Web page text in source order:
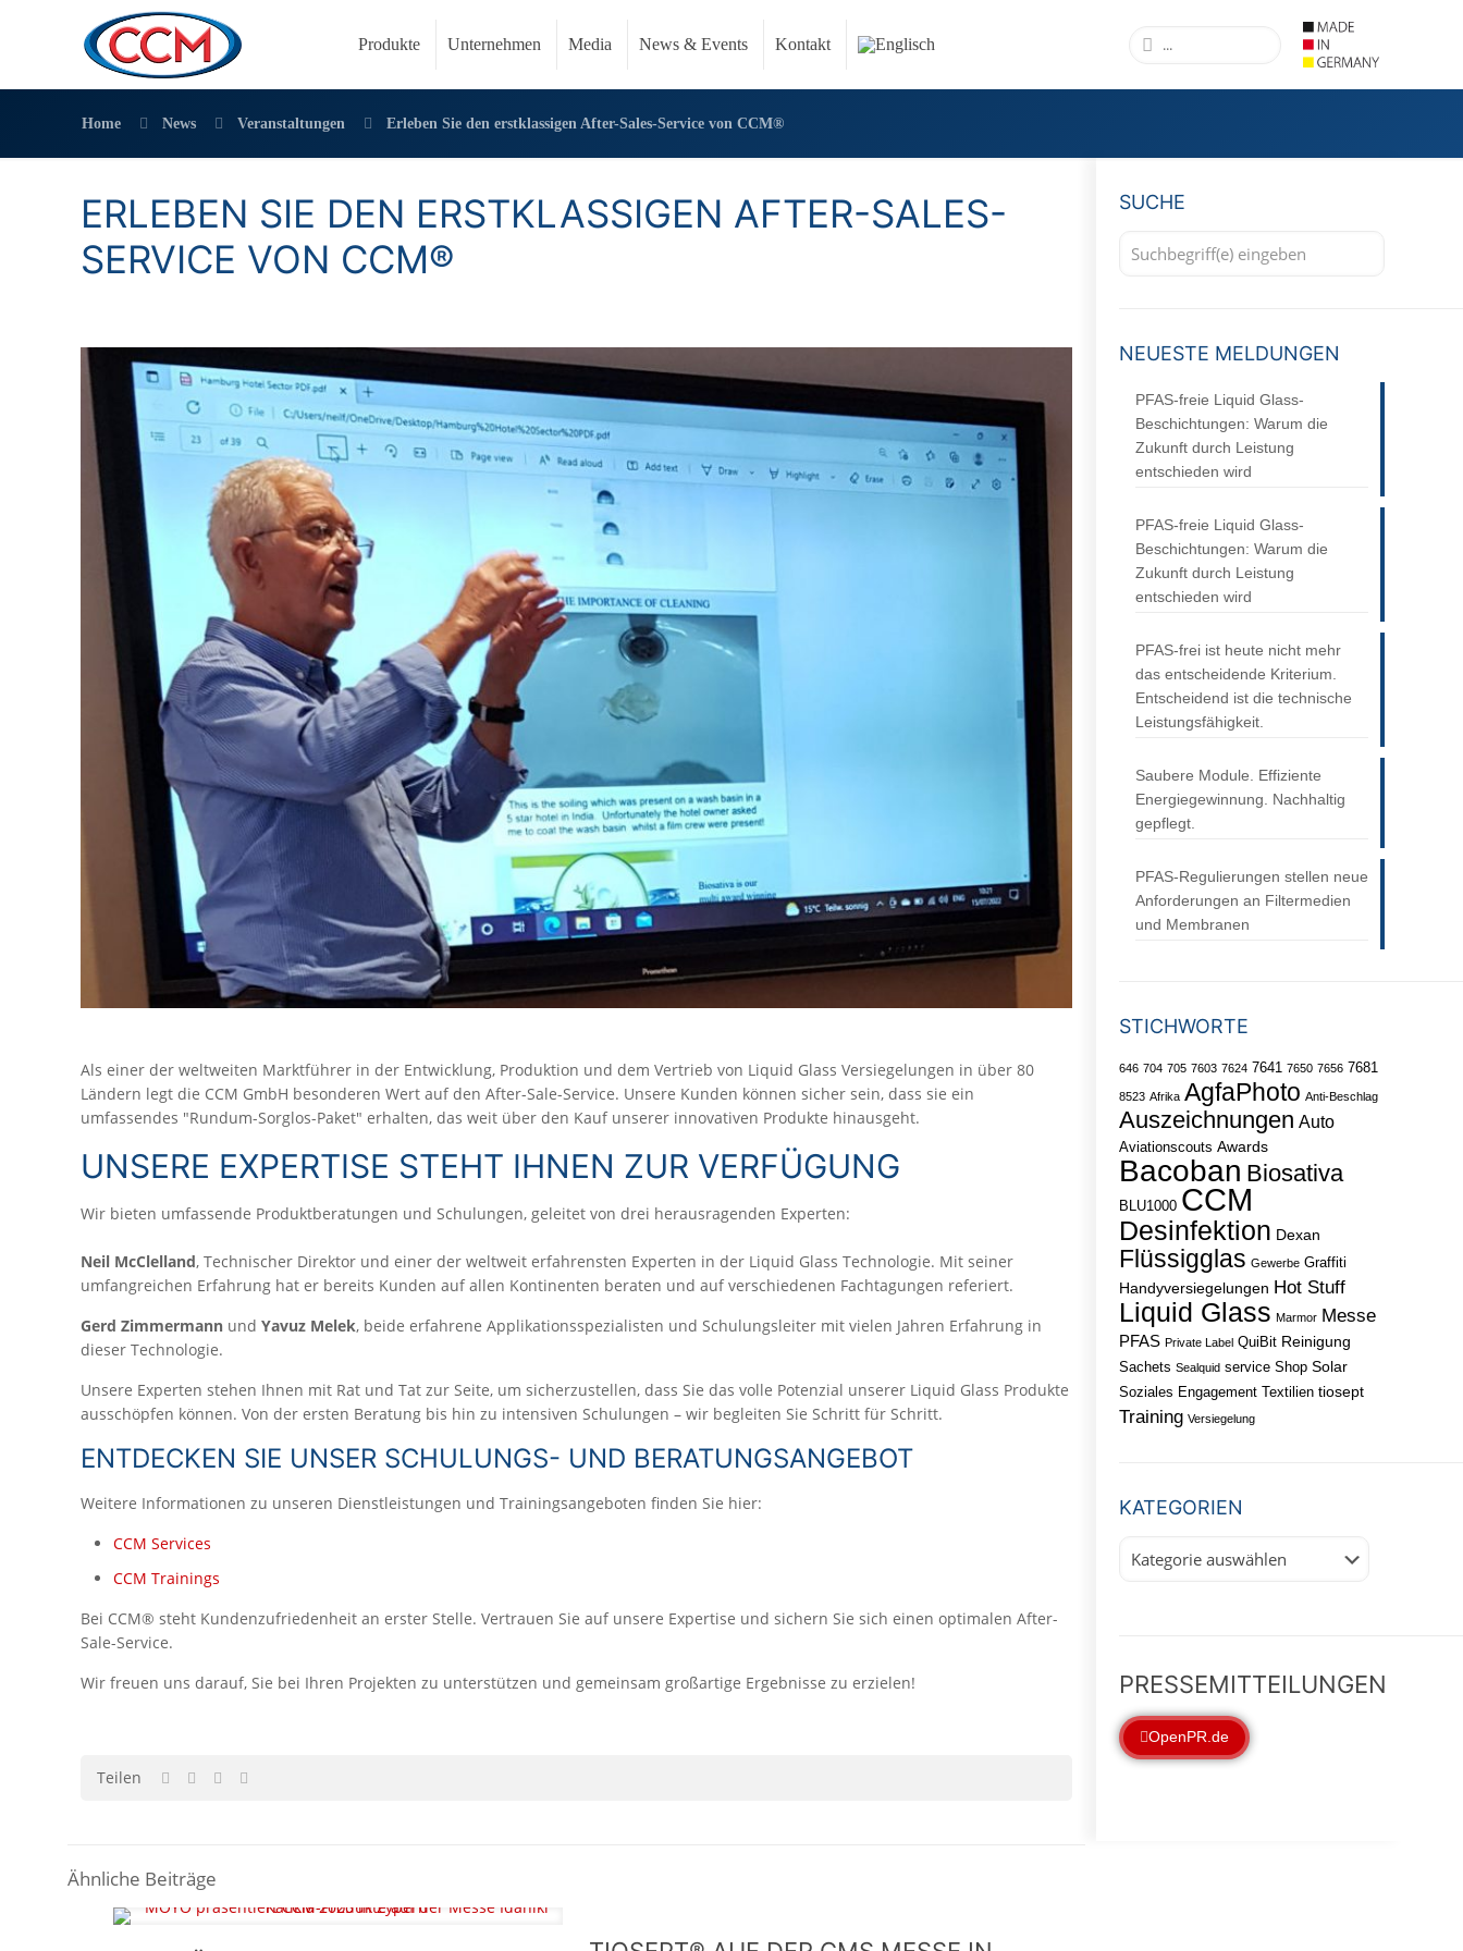
Produkte Unternehmen Media News & Events Kontakt
Home News Veranstaltungen Erleben Sie den erstklassigen After-Sales-Service von CCM®
ERLEBEN SIE DEN ERSTKLASSIGEN AFTER-SALES-
SERVICE VON CCM®
Als einer der weltweiten Marktführer in der Entwicklung, Produktion und dem Vertrieb von Liquid Glass Versiegelungen in über 80
Ländern legt die CCM GmbH besonderen Wert auf den After-Sale-Service. Unsere Kunden können sicher sein, dass sie ein
umfassendes "Rundum-Sorglos-Paket" erhalten, das weit über den Kauf unserer innovativen Produkte hinausgeht.
UNSERE EXPERTISE STEHT IHNEN ZUR VERFÜGUNG
Wir bieten umfassende Produktberatungen und Schulungen, geleitet von drei herausragenden Experten:
Neil McClelland, Technischer Direktor und einer der weltweit erfahrensten Experten in der Liquid Glass Technologie. Mit seiner
umfangreichen Erfahrung hat er bereits Kunden auf allen Kontinenten beraten und auf verschiedenen Fachtagungen referiert.
Gerd Zimmermann und Yavuz Melek, beide erfahrene Applikationsspezialisten und Schulungsleiter mit vielen Jahren Erfahrung in
dieser Technologie.
Unsere Experten stehen Ihnen mit Rat und Tat zur Seite, um sicherzustellen, dass Sie das volle Potenzial unserer Liquid Glass Produkte
ausschöpfen können. Von der ersten Beratung bis hin zu intensiven Schulungen – wir begleiten Sie Schritt für Schritt.
ENTDECKEN SIE UNSER SCHULUNGS- UND BERATUNGSANGEBOT
Weitere Informationen zu unseren Dienstleistungen und Trainingsangeboten finden Sie hier:
CCM Services
CCM Trainings
Bei CCM® steht Kundenzufriedenheit an erster Stelle. Vertrauen Sie auf unsere Expertise und sichern Sie sich einen optimalen After-
Sale-Service.
Wir freuen uns darauf, Sie bei Ihren Projekten zu unterstützen und gemeinsam großartige Ergebnisse zu erzielen!
Teilen
Ähnliche Beiträge
SUCHE
NEUESTE MELDUNGEN
PFAS-freie Liquid Glass-
Beschichtungen: Warum die
Zukunft durch Leistung
entschieden wird
PFAS-freie Liquid Glass-
Beschichtungen: Warum die
Zukunft durch Leistung
entschieden wird
PFAS-frei ist heute nicht mehr
das entscheidende Kriterium.
Entscheidend ist die technische
Leistungsfähigkeit.
Saubere Module. Effiziente
Energiegewinnung. Nachhaltig
gepflegt.
PFAS-Regulierungen stellen neue
Anforderungen an Filtermedien
und Membranen
STICHWORTE
646 704 705 7603 7624 7641 7650 7656 7681
8523 Afrika AgfaPhoto Anti-Beschlag
Auszeichnungen Auto
Aviationscouts Awards
Bacoban Biosativa
BLU1000 CCM
Desinfektion Dexan
Flüssigglas Gewerbe Graffiti
Handyversiegelungen Hot Stuff
Liquid Glass Marmor Messe
PFAS Private Label QuiBit Reinigung
Sachets Sealquid service Shop Solar
Soziales Engagement Textilien tiosept
Training Versiegelung
KATEGORIEN
PRESSEMITTEILUNGEN
OpenPR.de